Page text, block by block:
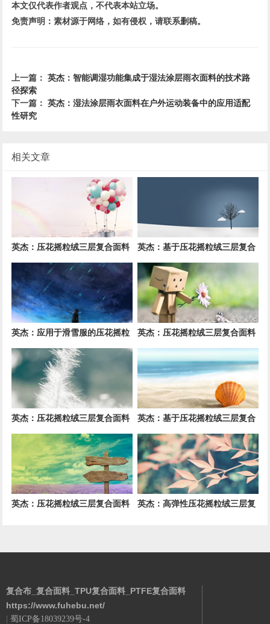
本文仅代表作者观点，不代表本站立场。
免责声明：素材源于网络，如有侵权，请联系删稿。
上一篇：英杰：智能调湿功能集成于湿法涂层雨衣面料的技术路
径探索
下一篇：英杰：湿法涂层雨衣面料在户外运动装备中的应用适配
性研究
相关文章
英杰：压花摇粒绒三层复合面料
在冬季户外服装中的保暖性能优
化研究
英杰：基于压花摇粒绒三层复合
面料的高透气防风运动服饰开发
英杰：应用于滑雪服的压花摇粒
绒三层复合面料抗撕裂与耐磨性
提升技术
英杰：压花摇粒绒三层复合面料
在户外风衣和夹克中的应用与性
能
英杰：压花摇粒绒三层复合面料
在户外运动服饰中的保暖与透气
性能研究
英杰：基于压花摇粒绒三层复合
结构的功能性家居纺织品开发与
应用
英杰：压花摇粒绒三层复合面料
英杰：高弹性压花摇粒绒三层复
复合布_复合面料_TPU复合面料_PTFE复合面料
https://www.fuhebu.net/
蜀ICP备18039239号-4